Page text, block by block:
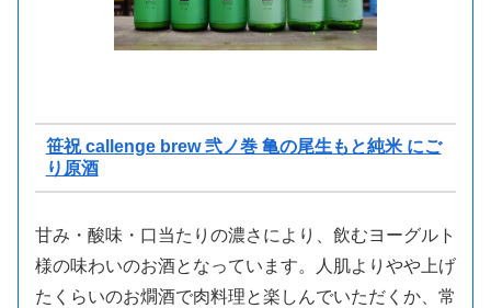
笹祝 callenge brew 弐ノ巻 亀の尾生もと純米 にご
り原酒
甘み・酸味・口当たりの濃さにより、飲むヨーグルト
様の味わいのお酒となっています。人肌よりやや上げ
たくらいのお燗酒で肉料理と楽しんでいただくか、常